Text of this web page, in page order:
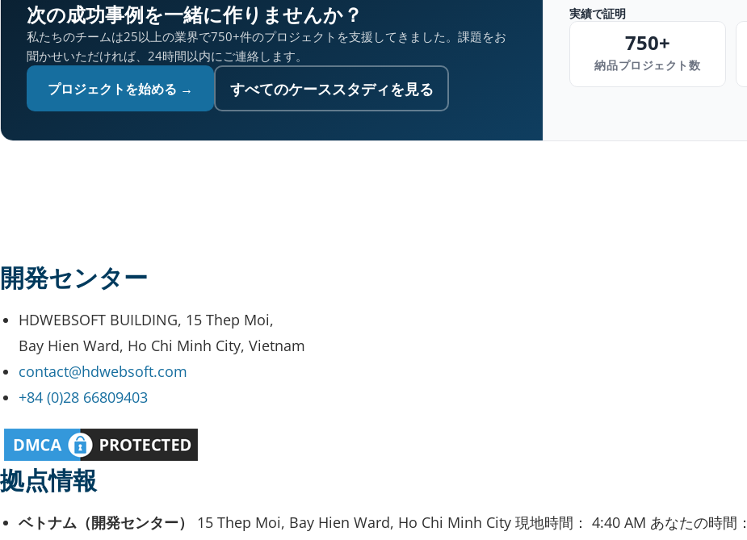
次の成功事例を一緒に作りませんか？
私たちのチームは25以上の業界で750+件のプロジェクトを支援してきました。課題をお
聞かせいただければ、24時間以内にご連絡します。
プロジェクトを始める → すべてのケーススタディを見る
実績で証明
750+
納品プロジェクト数
開発センター
HDWEBSOFT BUILDING, 15 Thep Moi,
Bay Hien Ward, Ho Chi Minh City, Vietnam
contact@hdwebsoft.com
+84 (0)28 66809403
拠点情報
ベトナム（開発センター） 15 Thep Moi, Bay Hien Ward, Ho Chi Minh City 現地時間： 4:40 AM あなたの時間：